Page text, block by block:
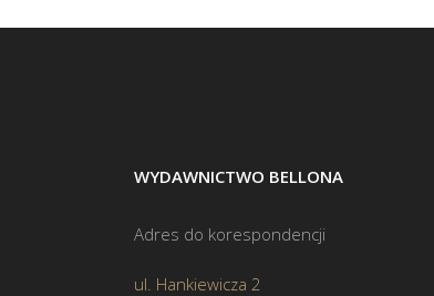
WYDAWNICTWO BELLONA
Adres do korespondencji
ul. Hankiewicza 2